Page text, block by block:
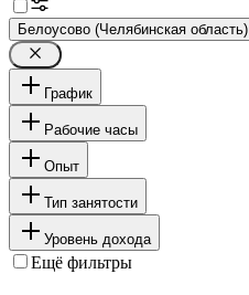
Белоусово (Челябинская область)
График
Рабочие часы
Опыт
Тип занятости
Уровень дохода
Ещё фильтры